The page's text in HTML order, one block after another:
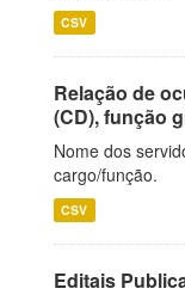
CSV
Relação de
(CD), função
Nome dos
cargo/função.
CSV
Editais